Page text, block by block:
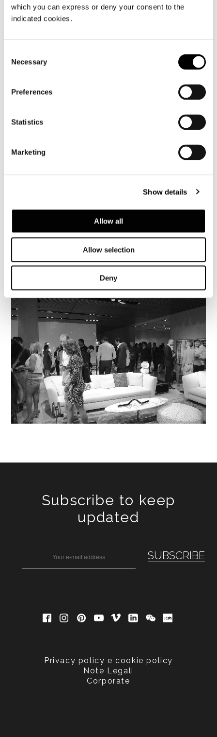
which you can express or deny your consent to the
indicated cookies.
Selection
Necessary
Preferences
Statistics
Marketing
Show details
Allow all
Allow selection
Deny
Dordoni.
Subscribe to keep
updated
Privacy policy e cookie policy
Note Legali
Corporate